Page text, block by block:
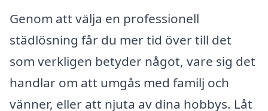
Genom att välja en professionell
städlösning får du mer tid över till det
som verkligen betyder något, vare sig det
handlar om att umgås med familj och
vänner, eller att njuta av dina hobbys. Låt